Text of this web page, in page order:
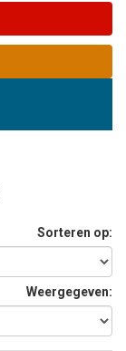
Sorteren op:
Weergegeven: